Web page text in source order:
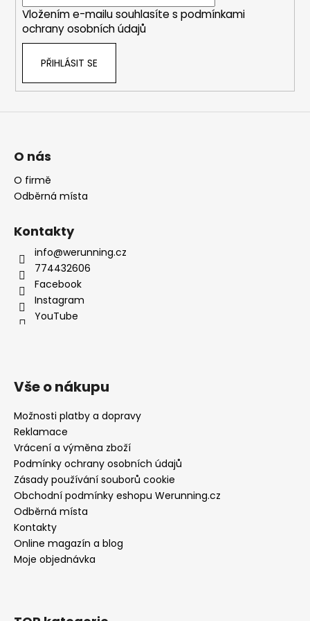
Vložením e-mailu souhlasíte s podmínkami
ochrany osobních údajů
PŘIHLÁSIT SE
O nás
O firmě
Odběrná místa
Kontakty
info@werunning.cz
774432606
Facebook
Instagram
YouTube
Vše o nákupu
Možnosti platby a dopravy
Reklamace
Vrácení a výměna zboží
Podmínky ochrany osobních údajů
Zásady používání souborů cookie
Obchodní podmínky eshopu Werunning.cz
Odběrná místa
Kontakty
Online magazín a blog
Moje objednávka